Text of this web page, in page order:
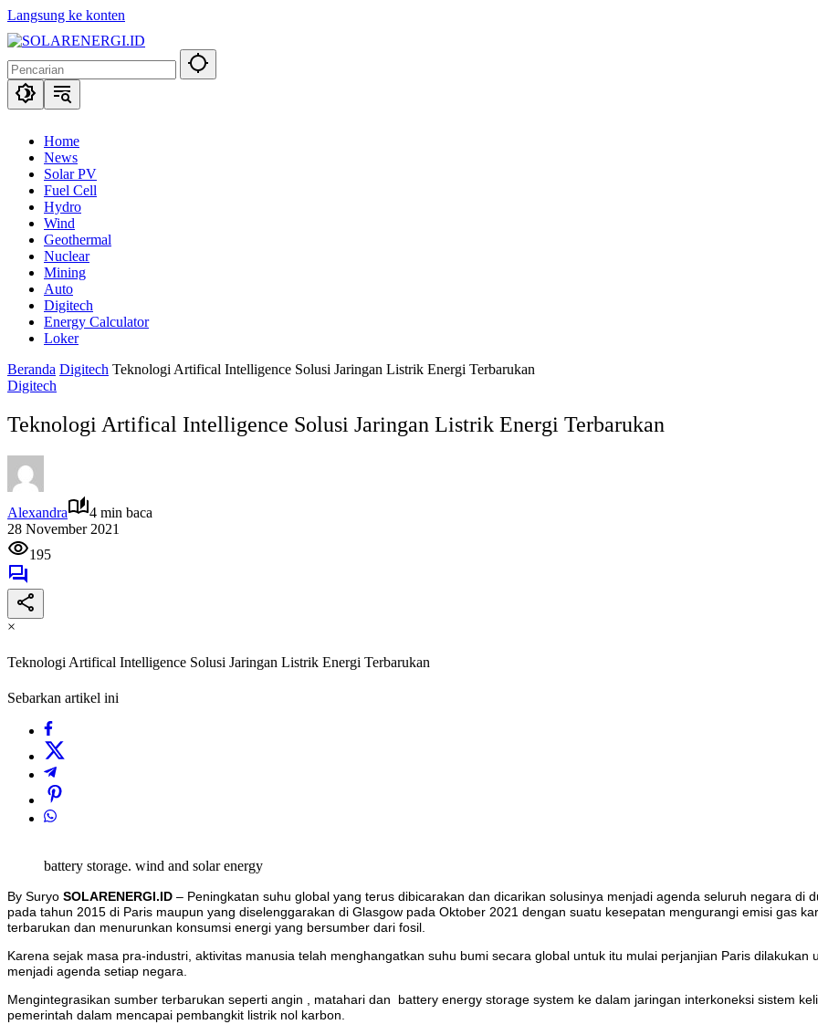
Langsung ke konten
Home
News
Solar PV
Fuel Cell
Hydro
Wind
Geothermal
Nuclear
Mining
Auto
Digitech
Energy Calculator
Loker
Beranda Digitech Teknologi Artifical Intelligence Solusi Jaringan Listrik Energi Terbarukan
Digitech
Teknologi Artifical Intelligence Solusi Jaringan Listrik Energi Terbarukan
Alexandra
4 min baca
28 November 2021
195
×
Teknologi Artifical Intelligence Solusi Jaringan Listrik Energi Terbarukan
Sebarkan artikel ini
battery storage. wind and solar energy
By Suryo SOLARENERGI.ID – Peningkatan suhu global yang terus dibicarakan dan dicarikan solusinya menjadi agenda seluruh negara di
pada tahun 2015 di Paris maupun yang diselenggarakan di Glasgow pada Oktober 2021 dengan suatu kesepatan mengurangi emisi gas
terbarukan dan menurunkan konsumsi energi yang bersumber dari fosil.
Karena sejak masa pra-industri, aktivitas manusia telah menghangatkan suhu bumi secara global untuk itu mulai perjanjian Paris
menjadi agenda setiap negara.
Mengintegrasikan sumber terbarukan seperti angin , matahari dan battery energy storage system ke dalam jaringan interkoneksi sistem
pemerintah dalam mencapai pembangkit listrik nol karbon.